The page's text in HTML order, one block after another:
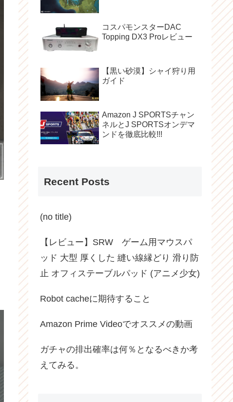
コスパモンスターDAC
Topping DX3 Proレビュー
【黒い砂漠】シャイ狩り用
ガイド
Amazon J SPORTSチャン
ネルとJ SPORTSオンデマ
ンドを徹底比較!!!
Recent Posts
(no title)
【レビュー】SRW ゲーム用マウスパ
ッド 大型 厚くした 縫い線縁どり 滑り防
止 オフィステーブルパッド (アニメ少女)
Robot cacheに期待すること
Amazon Prime Videoでオススメの動画
ガチャの排出確率は何％となるべきか考
えてみる。